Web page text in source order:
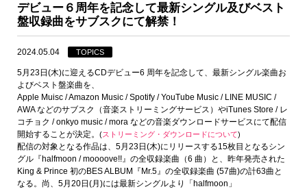
デビュー６周年を記念して最新シングル及びベスト
盤収録曲をサブスクにて解禁！
2024.05.04 TOPICS
5月23日(木)に迎えるCDデビュー6 周年を記念して、最新シングル楽曲お
よびベスト盤楽曲を、
Apple Muisc / Amazon Music / Spotify / YouTube Music / LINE MUSIC /
AWA などのサブスク（音楽ストリーミングサービス）やiTunes Store / レ
コチョク / onkyo music / mora などの音楽ダウンロードサービスにて配信
開始することが決定。 (ストリーミング・ダウンロードについて)
配信の対象となる作品は、5月23日(木)にリリースする15枚目となるシン
グル『halfmoon / moooove!!』の全収録楽曲（6 曲）と、昨年発売された
King & Prince 初のBES ALBUM『Mr.5』の全収録楽曲 (57曲)の計63曲と
なる。尚、5月20日(月)には最新シングルより「halfmoon」